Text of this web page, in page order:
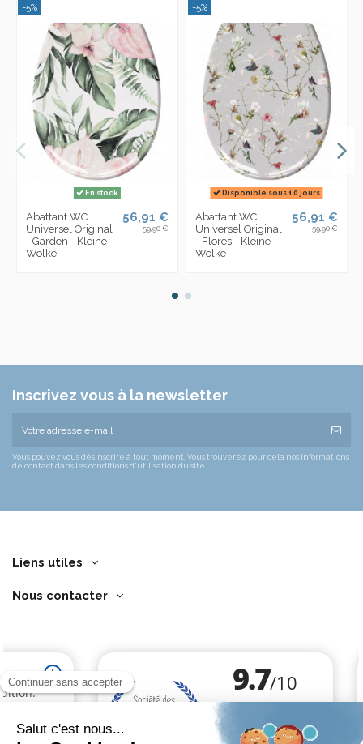
-5%
En stock
Abattant WC
Universel Original
- Garden - Kleine
Wolke
56,91 €
59,90 €
-5%
Disponible sous 10 jours
Abattant WC
Universel Original
- Flores - Kleine
Wolke
56,91 €
59,90 €
Inscrivez vous à la newsletter
Vous pouvez vous désinscrire à tout moment. Vous trouverez pour cela nos informations
de contact dans les conditions d'utilisation du site.
Liens utiles
Nous contacter